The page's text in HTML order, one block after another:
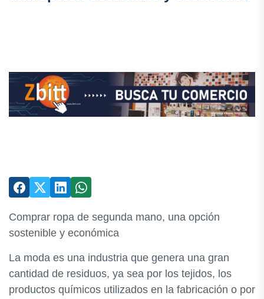
Comprar ropa de segunda mano, una opción
sostenible y económica
La moda es una industria que genera una gran
cantidad de residuos, ya sea por los tejidos, los
productos químicos utilizados en la fabricación o por